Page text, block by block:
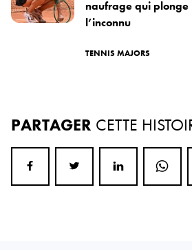
naufrage qui plonge
l’inconnu
TENNIS MAJORS
PARTAGER CETTE